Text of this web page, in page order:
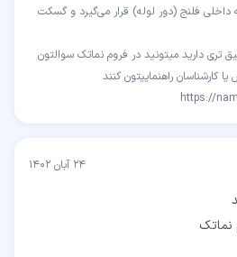
فلنج (دور لوله) قرار می‌گیرد و گسکت
تری دارید میتونید در فروم نماتک سوالتون
https://
۲۴ آبان ۱۴۰۲
نماتک